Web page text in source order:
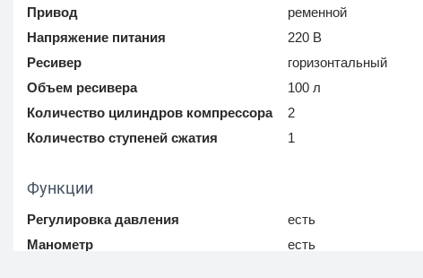
Привод
ременной
Напряжение питания
220 В
Ресивер
горизонтальный
Объем ресивера
100 л
Количество цилиндров компрессора
2
Количество ступеней сжатия
1
Функции
Регулировка давления
есть
Манометр
есть